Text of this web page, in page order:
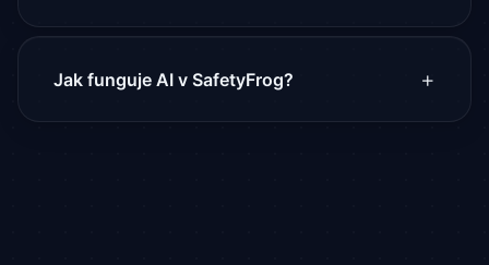
desítky zákazníků a přepínat mezi nimi jedním
Jak funguje AI v SafetyFrog?